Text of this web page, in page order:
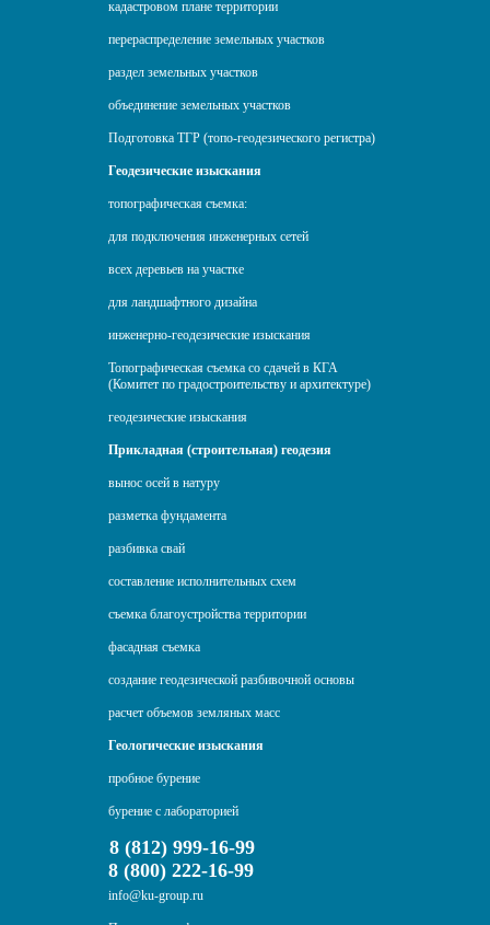
кадастровом плане территории
перераспределение земельных участков
раздел земельных участков
объединение земельных участков
Подготовка ТГР (топо-геодезического регистра)
Геодезические изыскания
топографическая съемка:
для подключения инженерных сетей
всех деревьев на участке
для ландшафтного дизайна
инженерно-геодезические изыскания
Топографическая съемка со сдачей в КГА
(Комитет по градостроительству и архитектуре)
геодезические изыскания
Прикладная (строительная) геодезия
вынос осей в натуру
разметка фундамента
разбивка свай
составление исполнительных схем
съемка благоустройства территории
фасадная съемка
создание геодезической разбивочной основы
расчет объемов земляных масс
Геологические изыскания
пробное бурение
бурение с лабораторией
8 (812) 999-16-99
8 (800) 222-16-99
info@ku-group.ru